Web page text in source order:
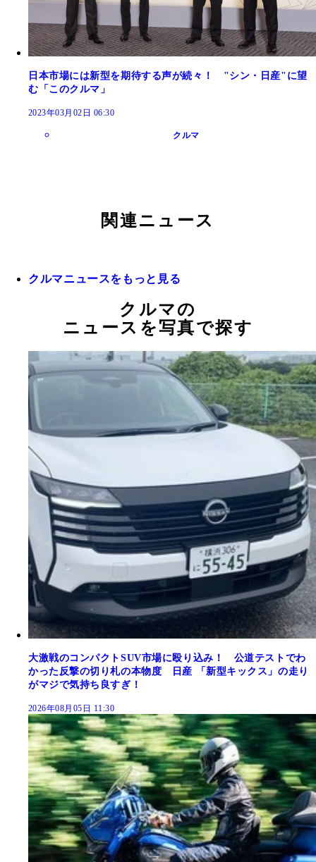
日本市場には新型を期待する声が続々！ "シン・日産"に望
む「このクルマ」
2023年03月02日 06:30
クルマ
関連ニュース
クルマニュースをもっと見る
クルマの
ニュースを写真で探す
大激戦のコンパクトSUV市場に殴り込み！ 公道テストでわ
かった反撃の切り札の本物度 日産 「新型キックス」の走り
がマジで気持ち良すぎ！
2026年08月05日 11:30